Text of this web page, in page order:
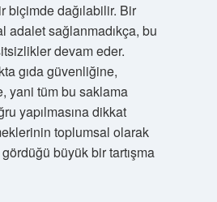
biçimde dağılabilir. Bir
adalet sağlanmadıkça, bu
devam eder.
gıda güvenliğine,
yani tüm bu saklama
yapılmasına dikkat
toplumsal olarak
büyük bir tartışma